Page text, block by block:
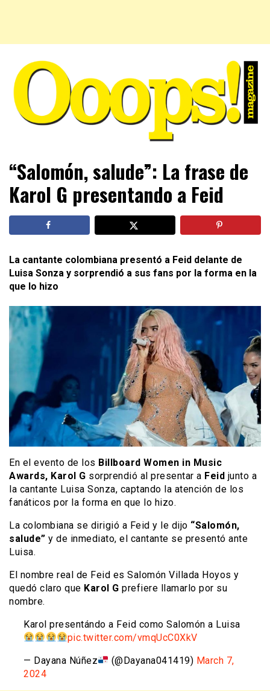
Ooops! Magazine
al tanto de las celebridades que sigues, todo a tu alcance
en un mismo lugar. Grupo Leferas™
“Salomón, salude”: La frase de
Karol G presentando a Feid
La cantante colombiana presentó a Feid delante de
Luisa Sonza y sorprendió a sus fans por la forma en la
que lo hizo
En el evento de los Billboard Women in Music
Awards, Karol G sorprendió al presentar a Feid junto a
la cantante Luisa Sonza, captando la atención de los
fanáticos por la forma en que lo hizo.
La colombiana se dirigió a Feid y le dijo “Salomón,
salude” y de inmediato, el cantante se presentó ante
Luisa.
El nombre real de Feid es Salomón Villada Hoyos y
quedó claro que Karol G prefiere llamarlo por su
nombre.
Karol presentándo a Feid como Salomón a Luisa
pic.twitter.com/vmqUcC0XkV
— Dayana Núñez
(@Dayana041419) March 7,
2024